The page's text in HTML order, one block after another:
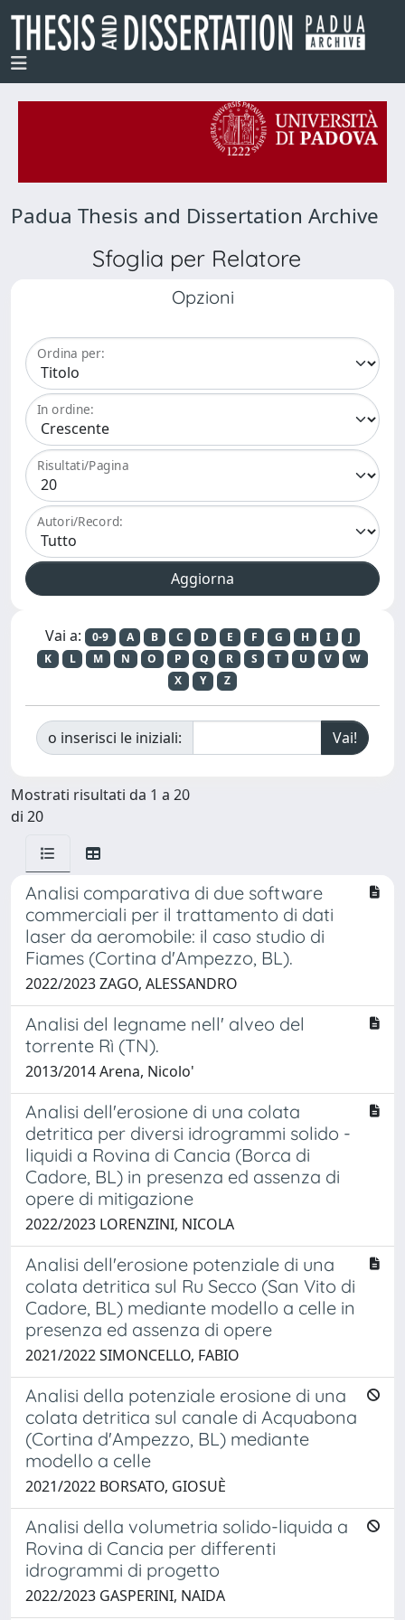
Padua Thesis and Dissertation Archive
Sfoglia per Relatore
Opzioni
Ordina per:
In ordine:
Risultati/Pagina
Autori/Record:
Vai a: 0-9 A B C D E F G H I
J
K
L M N O P Q R S T U V
W
X
Y Z
o inserisci le iniziali:
Mostrati risultati da 1 a 20
di 20
Analisi comparativa di due software
commerciali per il trattamento di dati
laser da aeromobile: il caso studio di
Fiames (Cortina d'Ampezzo, BL).
2022/2023 ZAGO, ALESSANDRO
Analisi del legname nell' alveo del
torrente Rì (TN).
2013/2014 Arena, Nicolo'
Analisi dell'erosione di una colata
detritica per diversi idrogrammi solido -
liquidi a Rovina di Cancia (Borca di
Cadore, BL) in presenza ed assenza di
opere di mitigazione
2022/2023 LORENZINI, NICOLA
Analisi dell'erosione potenziale di una
colata detritica sul Ru Secco (San Vito di
Cadore, BL) mediante modello a celle in
presenza ed assenza di opere
2021/2022 SIMONCELLO, FABIO
Analisi della potenziale erosione di una
colata detritica sul canale di Acquabona
(Cortina d'Ampezzo, BL) mediante
modello a celle
2021/2022 BORSATO, GIOSUÈ
Analisi della volumetria solido-liquida a
Rovina di Cancia per differenti
idrogrammi di progetto
2022/2023 GASPERINI, NAIDA